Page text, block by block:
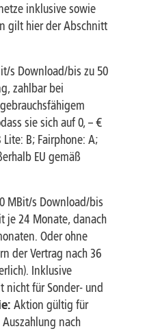
inklusive sowie
gilt hier der Abschnitt
s Download/bis zu 50
zahlbar bei
sie sich auf 0, – €
B; Fairphone: A;
EU gemäß
MBit/s Download/bis
je 24 Monate, danach
Oder ohne
der Vertrag nach 36
Inklusive
nicht für Sonder- und
Aktion gültig für
nach